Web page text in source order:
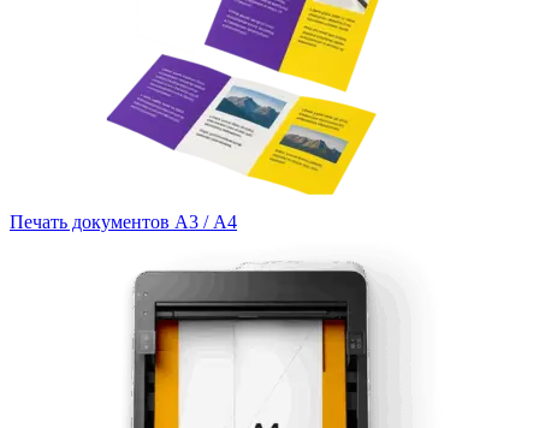
Печать документов А3 / А4